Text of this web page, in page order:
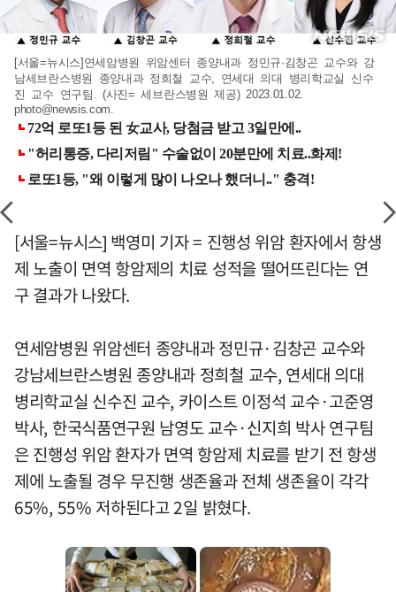
[서울=뉴시스]연세암병원 위암센터 종양내과 정민규·김창곤 교수와 강
남세브란스병원 종양내과 정희철 교수, 연세대 의대 병리학교실 신수
진 교수 연구팀. (사진= 세브란스병원 제공) 2023.01.02.
photo@newsis.com
[서울=뉴시스] 백영미 기자 = 진행성 위암 환자에서 항생
제 노출이 면역 항암제의 치료 성적을 떨어뜨린다는 연
구 결과가 나왔다.
연세암병원 위암센터 종양내과 정민규·김창곤 교수와
강남세브란스병원 종양내과 정희철 교수, 연세대 의대
병리학교실 신수진 교수, 카이스트 이정석 교수·고준영
박사, 한국식품연구원 남영도 교수·신지희 박사 연구팀
은 진행성 위암 환자가 면역 항암제 치료를 받기 전 항생
제에 노출될 경우 무진행 생존율과 전체 생존율이 각각
65%, 55% 저하된다고 2일 밝혔다.